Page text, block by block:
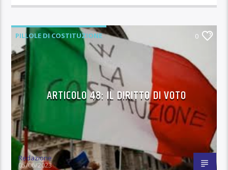
PILLOLE DI COSTITUZIONE 0
ARTICOLO 48: IL DIRITTO DI VOTO
Redazione
05/06/2023